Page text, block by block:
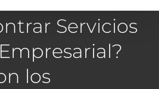
Servicios
los